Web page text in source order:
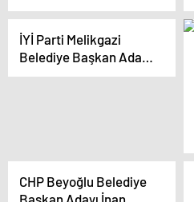
Devam Ediyor
İYİ Parti Melikgazi
Belediye Başkan Adayı
Sedat Kılınç’ın Seçim
CHP Beyoğlu Belediye
Başkan Adayı İnan